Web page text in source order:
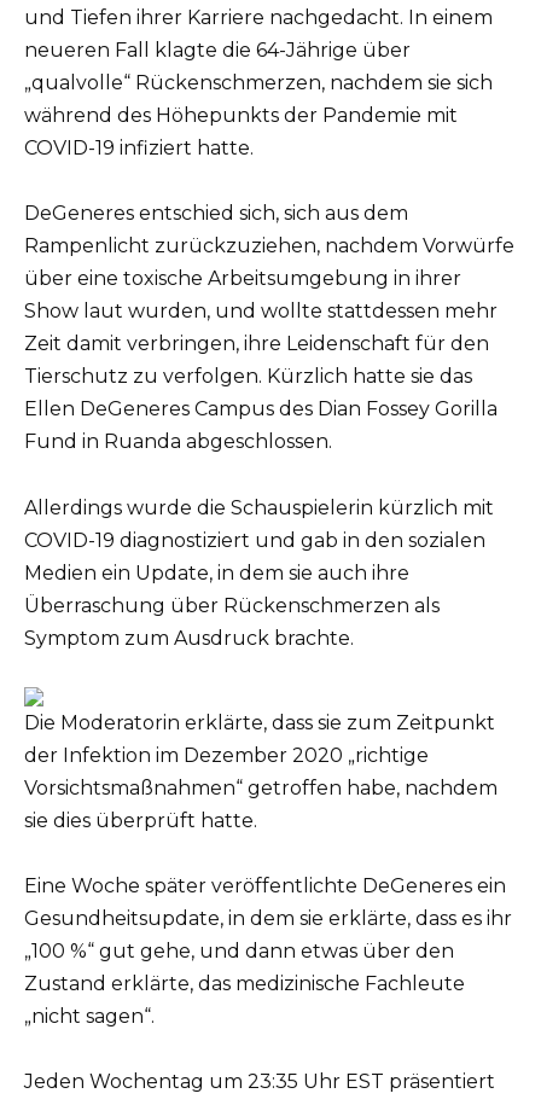
und Tiefen ihrer Karriere nachgedacht. In einem
neueren Fall klagte die 64-Jährige über
„qualvolle“ Rückenschmerzen, nachdem sie sich
während des Höhepunkts der Pandemie mit
COVID-19 infiziert hatte.
DeGeneres entschied sich, sich aus dem
Rampenlicht zurückzuziehen, nachdem Vorwürfe
über eine toxische Arbeitsumgebung in ihrer
Show laut wurden, und wollte stattdessen mehr
Zeit damit verbringen, ihre Leidenschaft für den
Tierschutz zu verfolgen. Kürzlich hatte sie das
Ellen DeGeneres Campus des Dian Fossey Gorilla
Fund in Ruanda abgeschlossen.
Allerdings wurde die Schauspielerin kürzlich mit
COVID-19 diagnostiziert und gab in den sozialen
Medien ein Update, in dem sie auch ihre
Überraschung über Rückenschmerzen als
Symptom zum Ausdruck brachte.
Die Moderatorin erklärte, dass sie zum Zeitpunkt
der Infektion im Dezember 2020 „richtige
Vorsichtsmaßnahmen“ getroffen habe, nachdem
sie dies überprüft hatte.
Eine Woche später veröffentlichte DeGeneres ein
Gesundheitsupdate, in dem sie erklärte, dass es ihr
„100 %“ gut gehe, und dann etwas über den
Zustand erklärte, das medizinische Fachleute
„nicht sagen“.
Jeden Wochentag um 23:35 Uhr EST präsentiert